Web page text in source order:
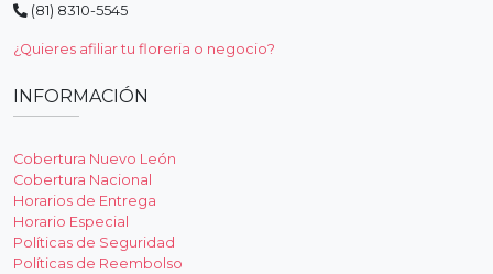
(81) 8310-5545
¿Quieres afiliar tu floreria o negocio?
INFORMACIÓN
Cobertura Nuevo León
Cobertura Nacional
Horarios de Entrega
Horario Especial
Políticas de Seguridad
Políticas de Reembolso